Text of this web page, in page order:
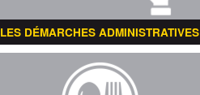
LES DÉMARCHES ADMINISTRATIVES